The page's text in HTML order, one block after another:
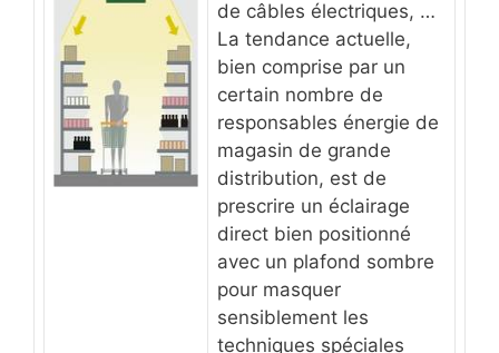
de câbles électriques, …
La tendance actuelle,
bien comprise par un
certain nombre de
responsables énergie de
magasin de grande
distribution, est de
prescrire un éclairage
direct bien positionné
avec un plafond sombre
pour masquer
sensiblement les
techniques spéciales